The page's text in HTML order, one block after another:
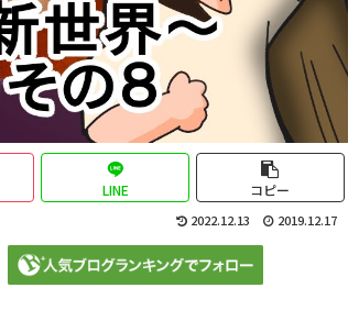
LINE コピー
2022.12.13 2019.12.17